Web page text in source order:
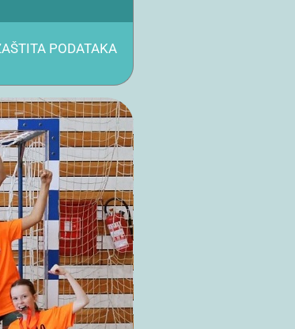
PODATAKA